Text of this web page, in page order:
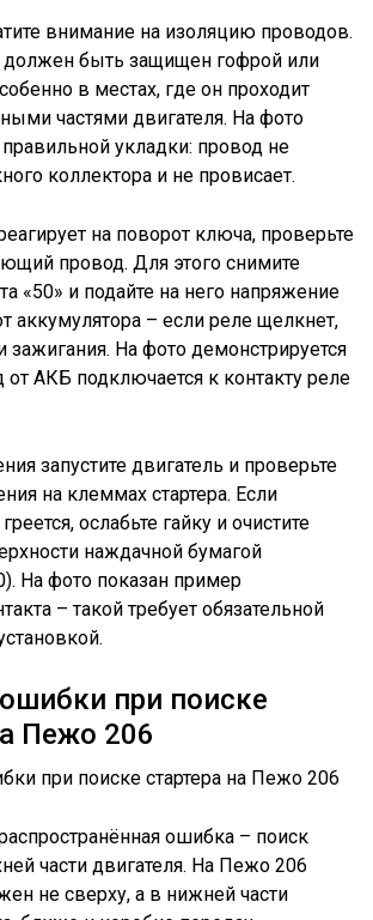
внимание на изоляцию проводов.
должен быть защищен гофрой или
в местах, где он проходит
частями двигателя. На фото
укладки: провод не
коллектора и не провисает.
на поворот ключа, проверьте
провод. Для этого снимите
«50» и подайте на него напряжение
аккумулятора – если реле щелкнет,
зажигания. На фото демонстрируется
от АКБ подключается к контакту реле
запустите двигатель и проверьте
на клеммах стартера. Если
ослабьте гайку и очистите
наждачной бумагой
На фото показан пример
– такой требует обязательной
при поиске
Пежо 206
ошибка – поиск
части двигателя. На Пежо 206
не сверху, а в нижней части